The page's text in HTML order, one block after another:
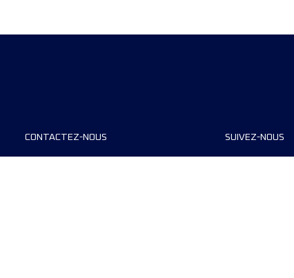
CONTACTEZ-NOUS SUIVEZ-NOUS